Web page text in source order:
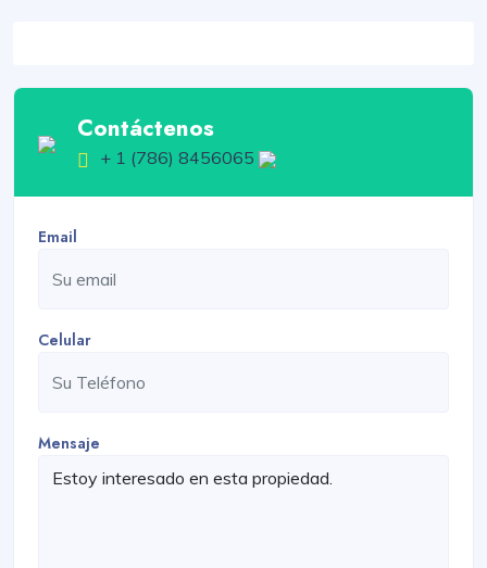
Contáctenos
+ 1 (786) 8456065
Email
Celular
Mensaje